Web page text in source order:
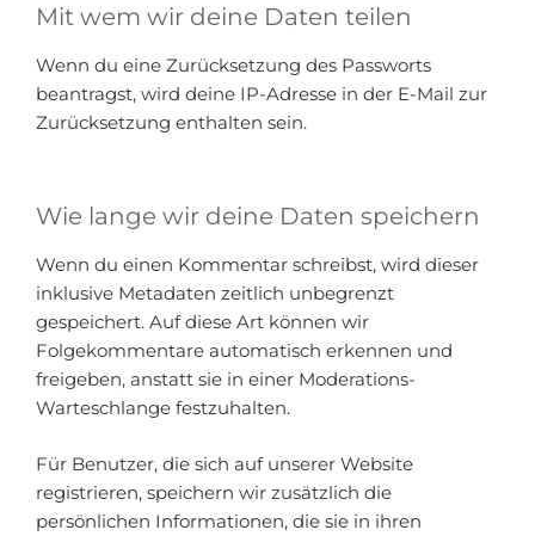
Mit wem wir deine Daten teilen
Wenn du eine Zurücksetzung des Passworts
beantragst, wird deine IP-Adresse in der E-Mail zur
Zurücksetzung enthalten sein.
Wie lange wir deine Daten speichern
Wenn du einen Kommentar schreibst, wird dieser
inklusive Metadaten zeitlich unbegrenzt
gespeichert. Auf diese Art können wir
Folgekommentare automatisch erkennen und
freigeben, anstatt sie in einer Moderations-
Warteschlange festzuhalten.
Für Benutzer, die sich auf unserer Website
registrieren, speichern wir zusätzlich die
persönlichen Informationen, die sie in ihren